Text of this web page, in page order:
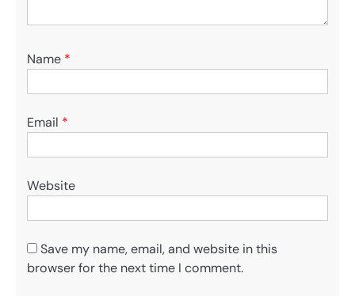
Name *
Email *
Website
Save my name, email, and website in this
browser for the next time I comment.